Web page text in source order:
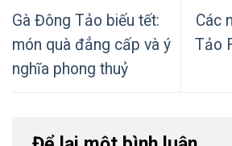
Gà Đông Tảo biếu tết:
món quà đẳng cấp và ý
nghĩa phong thuỷ
Các
Tảo